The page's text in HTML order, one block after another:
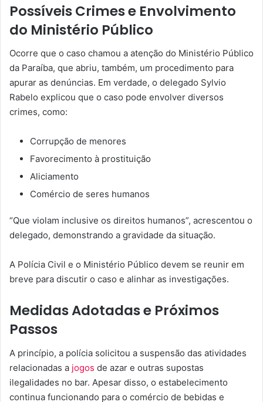
Possíveis Crimes e Envolvimento
do Ministério Público
Ocorre que o caso chamou a atenção do Ministério Público
da Paraíba, que abriu, também, um procedimento para
apurar as denúncias. Em verdade, o delegado Sylvio
Rabelo explicou que o caso pode envolver diversos
crimes, como:
Corrupção de menores
Favorecimento à prostituição
Aliciamento
Comércio de seres humanos
“Que violam inclusive os direitos humanos”, acrescentou o
delegado, demonstrando a gravidade da situação.
A Polícia Civil e o Ministério Público devem se reunir em
breve para discutir o caso e alinhar as investigações.
Medidas Adotadas e Próximos
Passos
A princípio, a polícia solicitou a suspensão das atividades
relacionadas a jogos de azar e outras supostas
ilegalidades no bar. Apesar disso, o estabelecimento
continua funcionando para o comércio de bebidas e